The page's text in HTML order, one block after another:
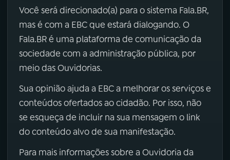
Você será direcionado(a) para o sistema Fala.BR,
mas é com a EBC que estará dialogando. O
Fala.BR é uma plataforma de comunicação da
sociedade com a administração pública, por
meio das Ouvidorias.
Sua opinião ajuda a EBC a melhorar os serviços e
conteúdos ofertados ao cidadão. Por isso, não
se esqueça de incluir na sua mensagem o link
do conteúdo alvo de sua manifestação.
Para mais informações sobre a Ouvidoria da